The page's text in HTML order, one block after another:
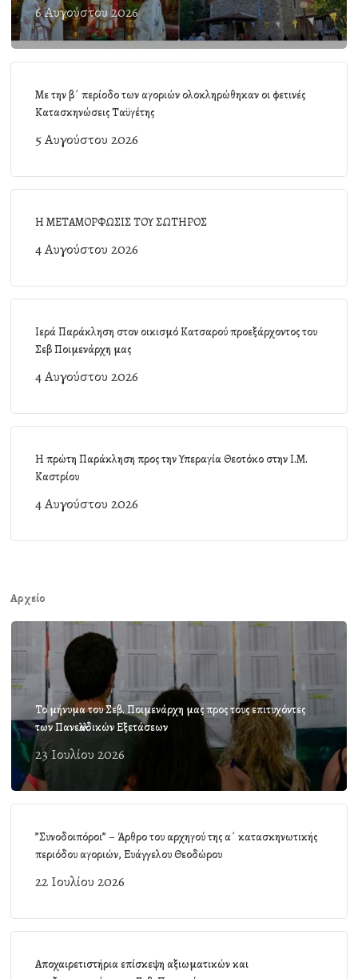
6 Αυγούστου 2026
Με την β΄ περίοδο των αγοριών ολοκληρώθηκαν οι φετινές
Κατασκηνώσεις Ταϋγέτης
5 Αυγούστου 2026
Η ΜΕΤΑΜΟΡΦΩΣΙΣ ΤΟΥ ΣΩΤΗΡΟΣ
4 Αυγούστου 2026
Ιερά Παράκληση στον οικισμό Κατσαρού προεξάρχοντος του
Σεβ Ποιμενάρχη μας
4 Αυγούστου 2026
Η πρώτη Παράκληση προς την Υπεραγία Θεοτόκο στην Ι.Μ.
Καστρίου
4 Αυγούστου 2026
Αρχείο
Το μήνυμα του Σεβ. Ποιμενάρχη μας προς τους επιτυχόντες
των Πανελλαδικών Εξετάσεων
23 Ιουλίου 2026
”Συνοδοιπόροι” – Άρθρο του αρχηγού της α΄ κατασκηνωτικής
περιόδου αγοριών, Ευάγγελου Θεοδώρου
22 Ιουλίου 2026
Αποχαιρετιστήρια επίσκεψη αξιωματικών και